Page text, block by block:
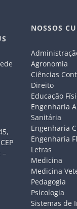
–
NOSSOS
Agronomia
Ciências
Direito
Educação
Engenharia
Sanitária
Engenharia
Engenharia
Letras
Medicina
Medicina
Pedagogia
Psicologia
Sistemas de